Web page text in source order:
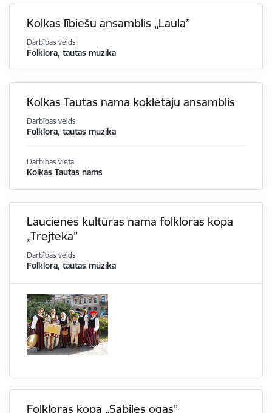
Kolkas lībiešu ansamblis „Laula”
Darbības veids
Folklora, tautas mūzika
Kolkas Tautas nama koklētāju ansamblis
Darbības veids
Folklora, tautas mūzika
Darbības vieta
Kolkas Tautas nams
Laucienes kultūras nama folkloras kopa
„Trejteka”
Darbības veids
Folklora, tautas mūzika
Folkloras kopa „Sabiles ogas”